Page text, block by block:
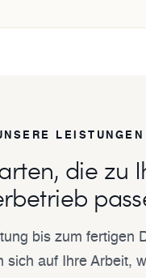
LEISTUNGEN
die zu
bis zum fertigen
sich auf Ihre Arbeit,